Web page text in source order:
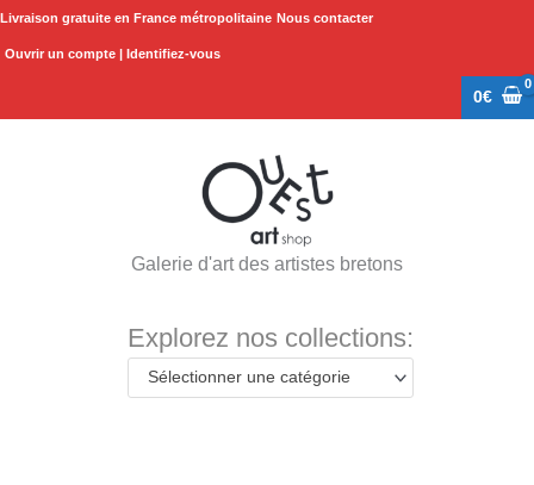
Aller
Livraison gratuite en France métropolitaine Nous contacter
Ouvrir un compte | Identifiez-vous
0€
Galerie d'art des artistes bretons
Explorez nos collections:
Sélectionner une catégorie